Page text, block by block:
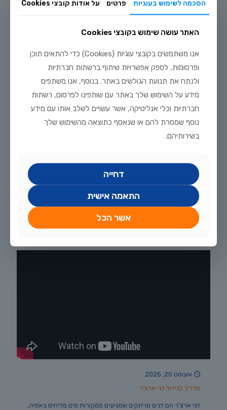
הקמת אקווריום 200 ליטר: המדריך המלא למתחילים
הקמת אקווריום 200 ליטר: המדריך השלם למתחילים אקווריום
בנפח 200 ליטר הוא נקודת פתיחה מצוינת ופופולרית בעולם גידול
הדגים. הוא גדול מספיק כדי לאפשר יציבות ביולוגית
0 לקריאה נוספת
אוגוסט 25, 2025
מדריך לגידול דגי ארצ'ר
דגי ארצ'ר הם דגים מרתקים שמגיעים ממקורות מים מליחים באסיה,
הסכמה לשימוש בעוגיות פרטים על אודות קובצי Cookies
האתר עושה שימוש בקובצי Cookies
אנו משתמשים בקובצי עוגיות (Cookies) כדי להתאים תוכן
ופרסומות, לספק אפשרויות שיתוף ברשתות חברתיות
ולנתח את תנועת הגולשים באתר. בנוסף, אנו משתפים
מידע על השימוש שלך באתר עם שותפינו לפרסום, רשתות
חברתיות וכלי אנליטיקה, אשר עשויים לשלב אותו עם מידע
נוסף שמסרת להם או שנאסף כתוצאה מהשימוש שלך
בשירותיהם.
דחייה
התאמה אישית
אשר הכל